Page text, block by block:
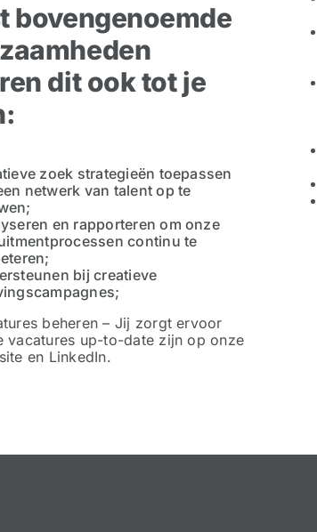
bovengenoemde
dit ook tot je
zoek strategieën toepassen
netwerk van talent op te
en rapporteren om onze
continu te
bij creatieve
beheren – Jij zorgt ervoor
vacatures up-to-date zijn op onze
en LinkedIn.